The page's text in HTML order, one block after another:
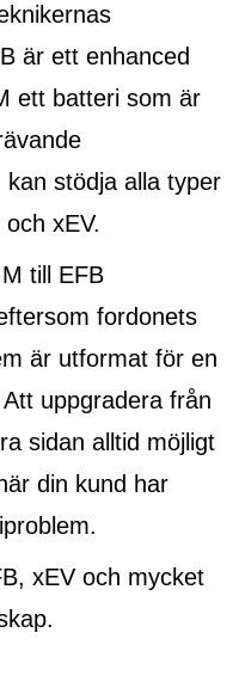
är ett enhanced
ett batteri som är
stödja alla typer
xEV.
till EFB
fordonets
är utformat för en
uppgradera från
sidan alltid möjligt
din kund har
xEV och mycket